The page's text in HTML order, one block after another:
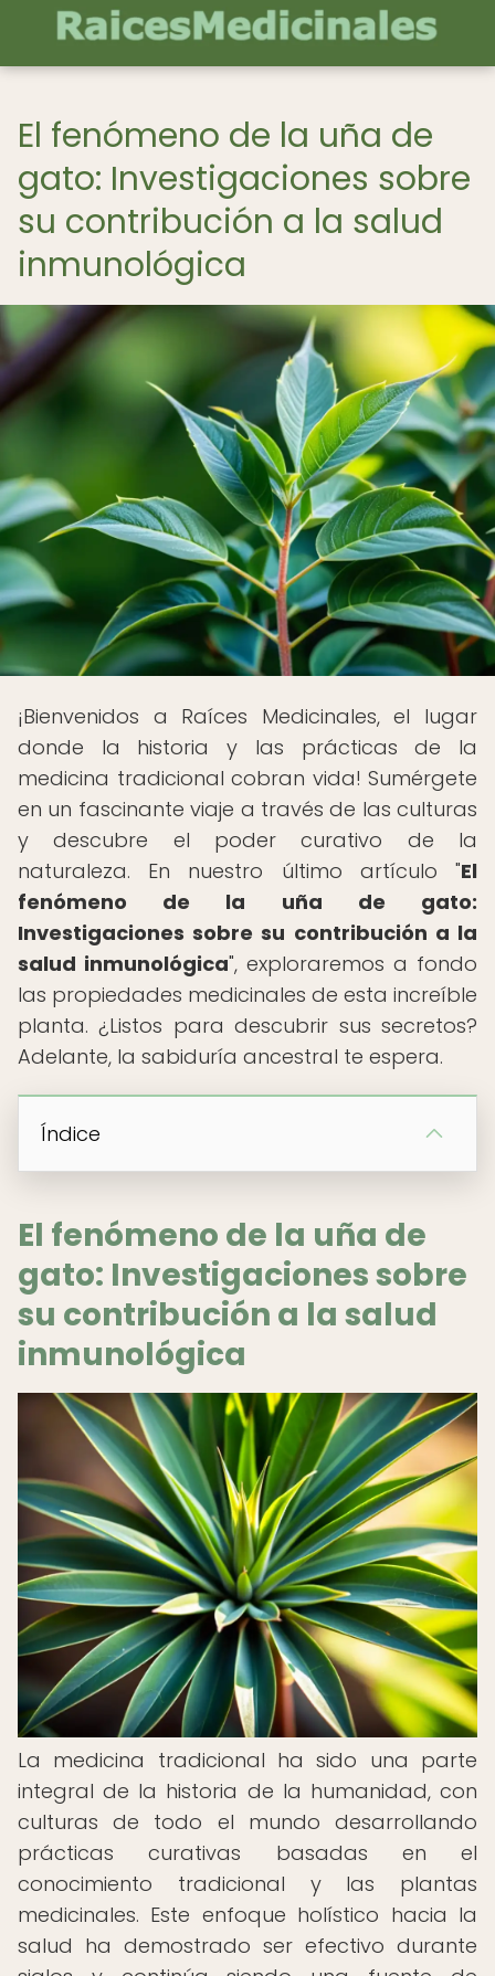
El fenómeno de la uña de
gato: Investigaciones sobre
su contribución a la salud
inmunológica
¡Bienvenidos a Raíces Medicinales, el lugar
donde la historia y las prácticas de la
medicina tradicional cobran vida! Sumérgete
en un fascinante viaje a través de las culturas
y descubre el poder curativo de la
naturaleza. En nuestro último artículo "El
fenómeno de la uña de gato:
Investigaciones sobre su contribución a la
salud inmunológica", exploraremos a fondo
las propiedades medicinales de esta increíble
planta. ¿Listos para descubrir sus secretos?
Adelante, la sabiduría ancestral te espera.
Índice
El fenómeno de la uña de
gato: Investigaciones sobre
su contribución a la salud
inmunológica
La medicina tradicional ha sido una parte
integral de la historia de la humanidad, con
culturas de todo el mundo desarrollando
prácticas curativas basadas en el
conocimiento tradicional y las plantas
medicinales. Este enfoque holístico hacia la
salud ha demostrado ser efectivo durante